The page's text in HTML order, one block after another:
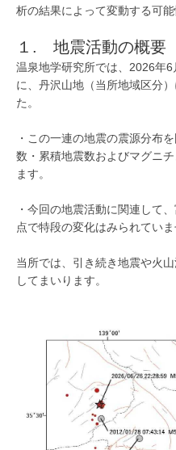
析の結果によって変動する可能
１. 地震活動の概要
温泉地学研究所では、2026年
に、丹沢山地（当所地域区分
た。
・この一連の地震の震源分布
数・累積地震数およびマグニ
ます。
・今回の地震活動に関連して
点で特段の変化はみられていま
当所では、引き続き地震や火
してまいります。